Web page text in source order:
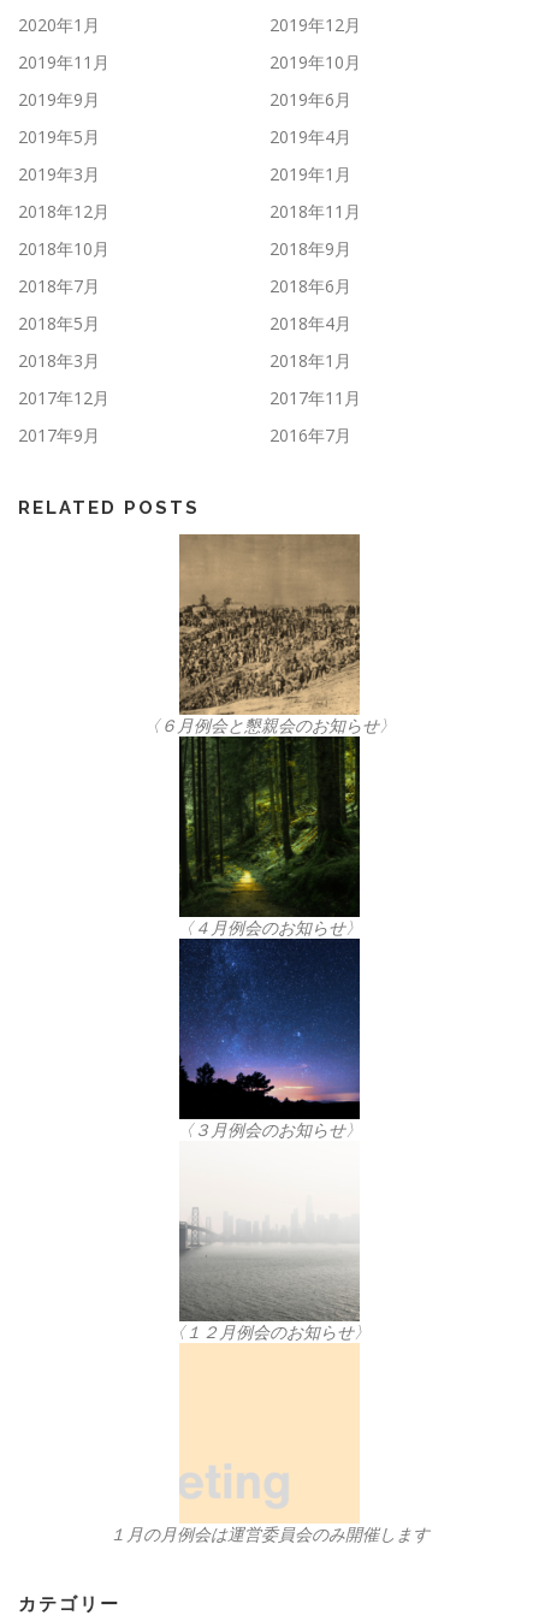
2020年1月
2019年12月
2019年11月
2019年10月
2019年9月
2019年6月
2019年5月
2019年4月
2019年3月
2019年1月
2018年12月
2018年11月
2018年10月
2018年9月
2018年7月
2018年6月
2018年5月
2018年4月
2018年3月
2018年1月
2017年12月
2017年11月
2017年9月
2016年7月
RELATED POSTS
〈６月例会と懇親会のお知らせ〉
〈４月例会のお知らせ〉
〈３月例会のお知らせ〉
〈１２月例会のお知らせ〉
１月の月例会は運営委員会のみ開催します
カテゴリー